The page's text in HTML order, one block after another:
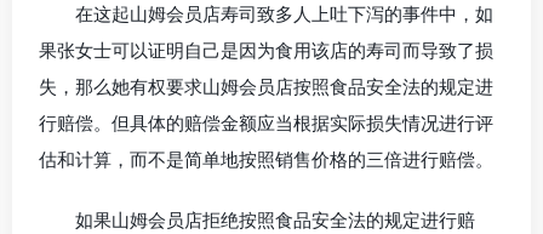
在这起山姆会员店寿司致多人上吐下泻的事件中，如
果张女士可以证明自己是因为食用该店的寿司而导致了损
失，那么她有权要求山姆会员店按照食品安全法的规定进
行赔偿。但具体的赔偿金额应当根据实际损失情况进行评
估和计算，而不是简单地按照销售价格的三倍进行赔偿。
如果山姆会员店拒绝按照食品安全法的规定进行赔